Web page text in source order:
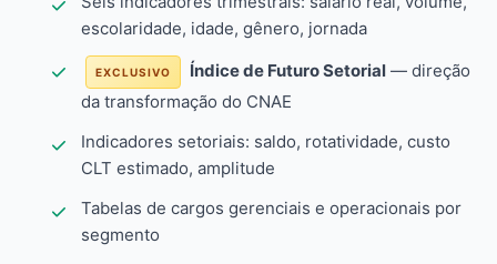
escolaridade, idade, gênero, jornada
EXCLUSIVO Índice de Futuro Setorial — direção
da transformação do CNAE
Indicadores setoriais: saldo, rotatividade, custo
CLT estimado, amplitude
Tabelas de cargos gerenciais e operacionais por
segmento